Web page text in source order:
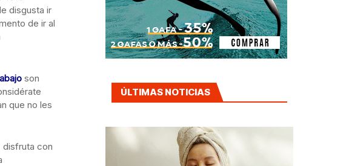
disgusta ir
de ir al
son
que no les
disfruta con
ÚLTIMAS NOTICIAS